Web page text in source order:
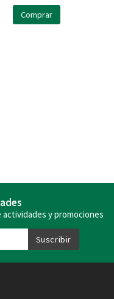
Comprar
y promociones